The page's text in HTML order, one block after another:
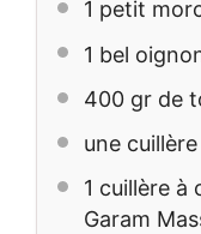
1 petit
1 bel
400 gr de
une
1 cuillère à
Garam